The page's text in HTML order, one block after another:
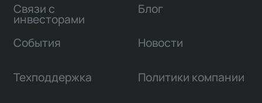
Связи с
инвесторами
Блог
События Новости
Техподдержка Политики компании